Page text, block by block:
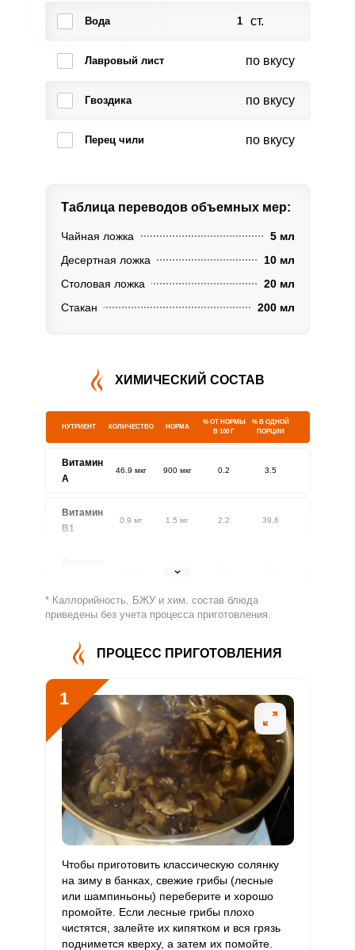
Вода 1 ст.
Лавровый лист по вкусу
Гвоздика по вкусу
Перец чили по вкусу
Таблица переводов объемных мер:
Чайная ложка
5 мл
Десертная ложка
10 мл
Столовая ложка
20 мл
Стакан
200 мл
ХИМИЧЕСКИЙ СОСТАВ
НУТРИЕНТ КОЛИЧЕСТВО НОРМА
% ОТ НОРМЫ
В 100 Г
% В ОДНОЙ
ПОРЦИИ
Витамин
A
46.9 мкг 900 мкг 0.2 3.5
Витамин
В1
0.9 мг 1.5 мг 2.2 39.6
1.8 мг
Витамин
31 мг 500 мг 0.2 4.1
Витамин
В5
Витамин
В6
2 мг 1.9 34.4
Витамин
52.9 мкг 0.5 8.8
Витамин
0 3 мкг
Витамин
С
94.3 мкг 90 мкг 3.9 69.8
Витамин
D
* Каллорийность, БЖУ и хим. состав блюда
приведены без учета процесса приготовления.
ПРОЦЕСС ПРИГОТОВЛЕНИЯ
1
Чтобы приготовить классическую солянку
на зиму в банках, свежие грибы (лесные
или шампиньоны) переберите и хорошо
промойте. Если лесные грибы плохо
чистятся, залейте их кипятком и вся грязь
поднимется кверху, а затем их помойте.
ВХОД НА САЙТ РЕГИСТРАЦИЯ
Войдите
с помощью социальных сетей:
1 ИЗ 5
Сообщить об ошибке